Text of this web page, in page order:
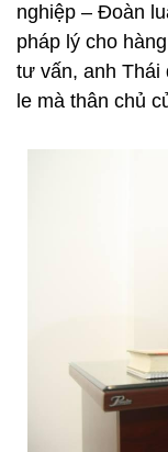
nghiệp – Đoàn
pháp lý cho
tư vấn, anh Thái
le mà thân chủ